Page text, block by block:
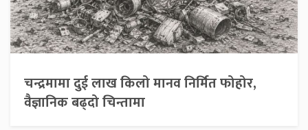
चन्द्रमामा दुई लाख किलो मानव निर्मित फोहोर,
वैज्ञानिक बढ्दो चिन्तामा